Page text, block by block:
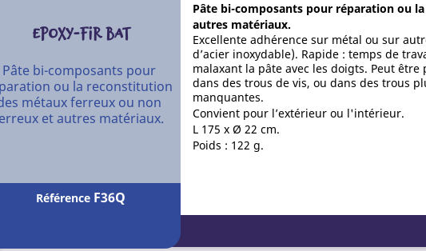
Pâte bi-composants pour réparation ou
autres matériaux.
Excellente adhérence sur métal ou sur
d’acier inoxydable). Rapide : temps de
malaxant la pâte avec les doigts. Peut
dans des trous de vis, ou dans des trous
manquantes.
Convient pour l’extérieur ou l'intérieur.
L 175 x Ø 22 cm.
Poids : 122 g.
EPOXY-FIR BAT
Pâte bi-composants pour
ou la reconstitution
métaux ferreux ou non
et autres matériaux.
Référence F36Q